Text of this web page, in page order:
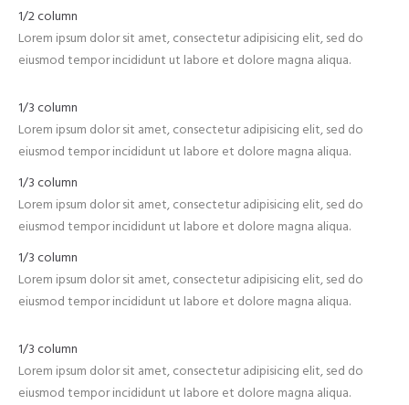
1/2 column
Lorem ipsum dolor sit amet, consectetur adipisicing elit, sed do
eiusmod tempor incididunt ut labore et dolore magna aliqua.
1/3 column
Lorem ipsum dolor sit amet, consectetur adipisicing elit, sed do
eiusmod tempor incididunt ut labore et dolore magna aliqua.
1/3 column
Lorem ipsum dolor sit amet, consectetur adipisicing elit, sed do
eiusmod tempor incididunt ut labore et dolore magna aliqua.
1/3 column
Lorem ipsum dolor sit amet, consectetur adipisicing elit, sed do
eiusmod tempor incididunt ut labore et dolore magna aliqua.
1/3 column
Lorem ipsum dolor sit amet, consectetur adipisicing elit, sed do
eiusmod tempor incididunt ut labore et dolore magna aliqua.